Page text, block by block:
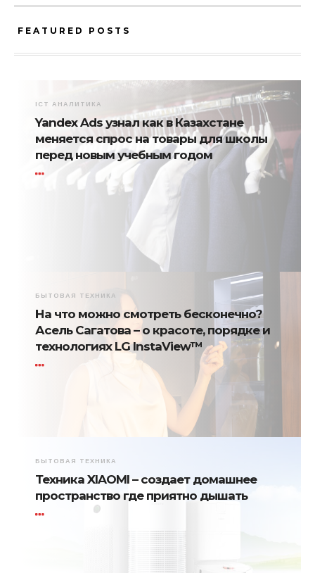
FEATURED POSTS
ICT АНАЛИТИКА
Yandex Ads узнал как в Казахстане
меняется спрос на товары для школы
перед новым учебным годом
БЫТОВАЯ ТЕХНИКА
На что можно смотреть бесконечно?
Асель Сагатова – о красоте, порядке и
технологиях LG InstaView™
БЫТОВАЯ ТЕХНИКА
Техника XIAOMI – создает домашнее
пространство где приятно дышать